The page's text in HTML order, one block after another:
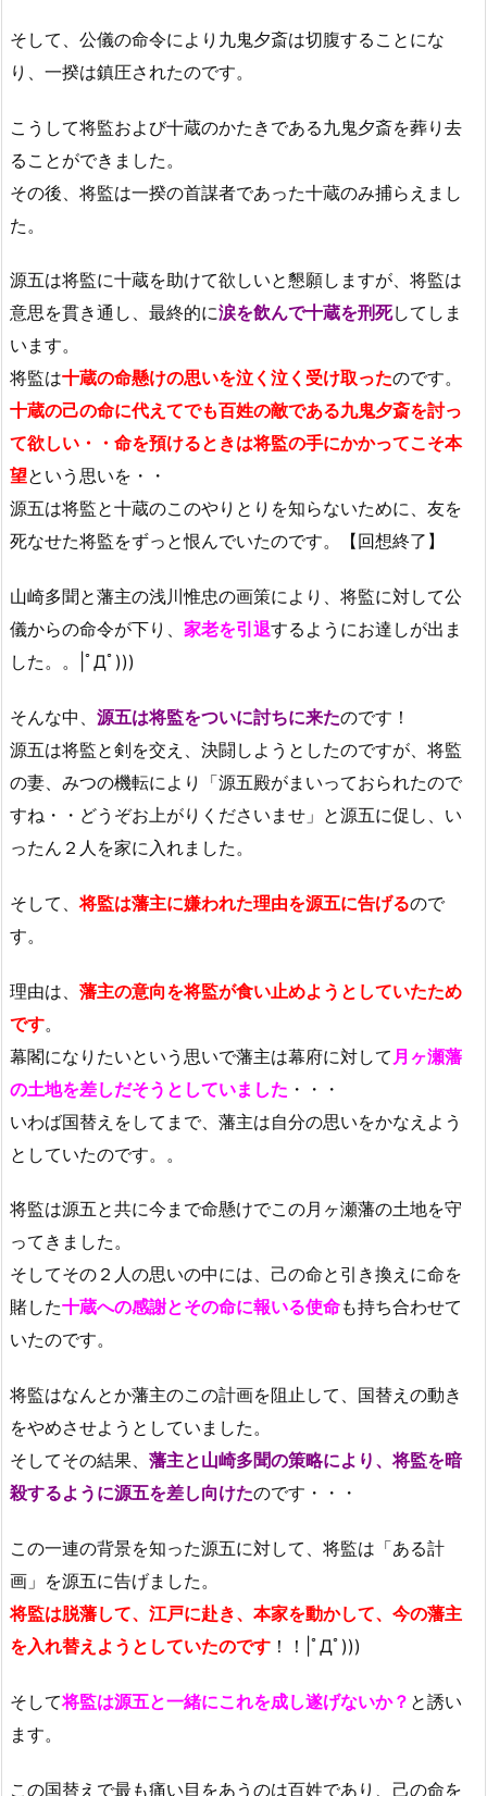
そして、公儀の命令により九鬼夕斎は切腹することにな
り、一揆は鎮圧されたのです。
こうして将監および十蔵のかたきである九鬼夕斎を葬り去
ることができました。
その後、将監は一揆の首謀者であった十蔵のみ捕らえまし
た。
源五は将監に十蔵を助けて欲しいと懇願しますが、将監は
意思を貫き通し、最終的に涙を飲んで十蔵を刑死してしま
います。
将監は十蔵の命懸けの思いを泣く泣く受け取ったのです。
十蔵の己の命に代えてでも百姓の敵である九鬼夕斎を討っ
て欲しい・・命を預けるときは将監の手にかかってこそ本
望という思いを・・
源五は将監と十蔵のこのやりとりを知らないために、友を
死なせた将監をずっと恨んでいたのです。【回想終了】
山崎多聞と藩主の浅川惟忠の画策により、将監に対して公
儀からの命令が下り、 家老を引退するようにお達しが出ま
した。。|ﾟДﾟ)))
そんな中、 源五は将監をついに討ちに来たのです！
源五は将監と剣を交え、決闘しようとしたのですが、将監
の妻、みつの機転により「源五殿がまいっておられたので
すね・・どうぞお上がりくださいませ」と源五に促し、い
ったん２人を家に入れました。
そして、将監は藩主に嫌われた理由を源五に告げるので
す。
理由は、 藩主の意向を将監が食い止めようとしていたため
です。
幕閣になりたいという思いで藩主は幕府に対して 月ヶ瀬藩
の土地を差しだそうとしていました ・・・
いわば国替えをしてまで、藩主は自分の思いをかなえよう
としていたのです。。
将監は源五と共に今まで命懸けでこの月ヶ瀬藩の土地を守
ってきました。
そしてその２人の思いの中には、己の命と引き換えに命を
賭した十蔵への感謝とその命に報いる使命も持ち合わせて
いたのです。
将監はなんとか藩主のこの計画を阻止して、国替えの動き
をやめさせようとしていました。
そしてその結果、 藩主と山崎多聞の策略により、将監を暗
殺するように源五を差し向けたのです・・・
この一連の背景を知った源五に対して、将監は「ある計
画」を源五に告げました。
将監は脱藩して、江戸に赴き、本家を動かして、今の藩主
を入れ替えようとしていたのです ！！|ﾟДﾟ)))
そして将監は源五と一緒にこれを成し遂げないか？ と誘い
ます。
この国替えで最も痛い目をあうのは百姓であり、己の命を